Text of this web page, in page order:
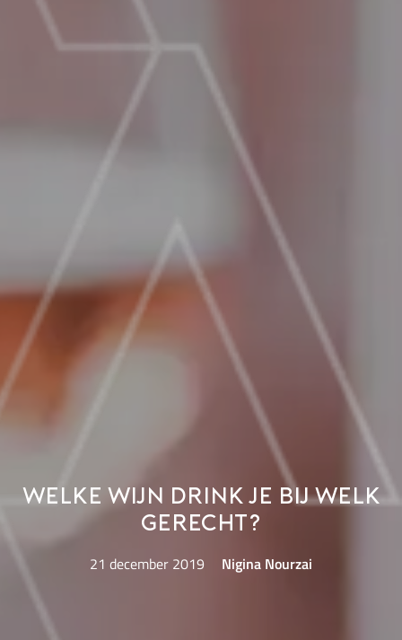
Welke wijn drink je bij welk
gerecht?
21 december 2019 Nigina Nourzai